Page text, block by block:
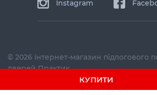
КУПИТИ
Instagram
© 2026 інтернет-магазин підлогового
дверей Практик